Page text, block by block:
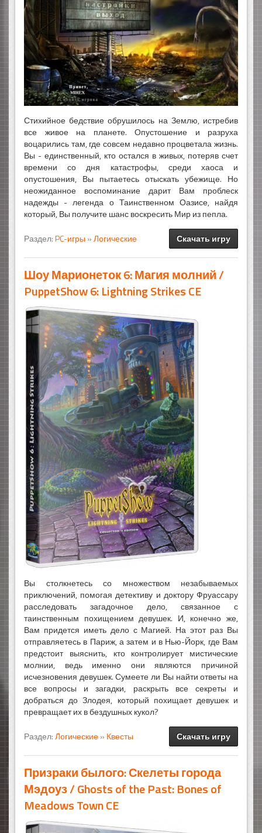
Стихийное бедствие обрушилось на Землю, истребив
все живое на планете. Опустошение и разруха
воцарились там, где совсем недавно процветала жизнь.
Вы - единственный, кто остался в живых, потеряв счет
времени со дня катастрофы, среди хаоса и
опустошения, Вы пытаетесь отыскать убежище. Но
неожиданное воспоминание дарит Вам проблеск
надежды - легенда о Таинственном Оазисе, найдя
который, Вы получите шанс воскресить Мир из пепла.
Раздел:PC-игры»Логические Скачать игру
Шоу Марионеток 6: Магия молний /
PuppetShow 6: Lightning Strikes CE
Вы столкнетесь со множеством незабываемых
приключений, помогая детективу и доктору Фруассару
расследовать загадочное дело, связанное с
таинственным похищением девушек. И, конечно же,
Вам придется иметь дело с Магией. На этот раз Вы
отправляетесь в Париж, а затем и в Нью-Йорк, где Вам
предстоит выяснить, кто контролирует мистические
молнии, ведь именно они являются причиной
исчезновения девушек. Сумеете ли Вы найти ответы на
все вопросы и загадки, раскрыть все секреты и
добраться до Злодея, который похищает девушек и
превращает их в бездушных кукол?
Раздел:Логические» Квесты Скачать игру
Призраки былого: Скелеты города
Мэдоуз / Ghosts of the Past: Bones of
Meadows Town CE